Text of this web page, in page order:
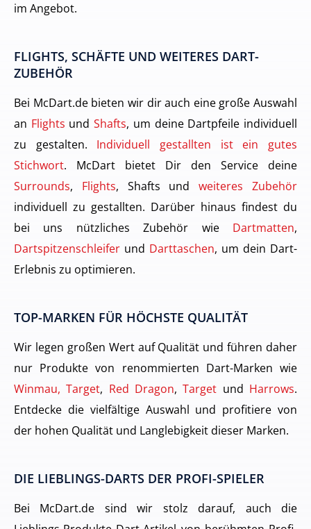
im Angebot.
FLIGHTS, SCHÄFTE UND WEITERES DART-
ZUBEHÖR
Bei McDart.de bieten wir dir auch eine große Auswahl
an Flights undShafts, um deine Dartpfeile individuell
zu gestalten. Individuell gestallten ist ein gutes
Stichwort. McDart bietet Dir den Service deine
Surrounds, Flights, Shafts undweiteres Zubehör
individuell zu gestallten. Darüber hinaus findest du
bei uns nützliches Zubehör wie Dartmatten,
Dartspitzenschleifer und Darttaschen, um dein Dart-
Erlebnis zu optimieren.
TOP-MARKEN FÜR HÖCHSTE QUALITÄT
Wir legen großen Wert auf Qualität und führen daher
nur Produkte von renommierten Dart-Marken wie
Winmau, Target, Red Dragon,Target und Harrows.
Entdecke die vielfältige Auswahl und profitiere von
der hohen Qualität und Langlebigkeit dieser Marken.
DIE LIEBLINGS-DARTS DER PROFI-SPIELER
Bei McDart.de sind wir stolz darauf, auch die